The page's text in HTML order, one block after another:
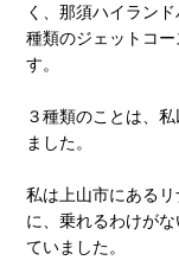
く、那須ハイラン
種類のジェットコ
す。
３種類のことは、
ました。
私は上山市にある
に、乗れるわけが
ていました。